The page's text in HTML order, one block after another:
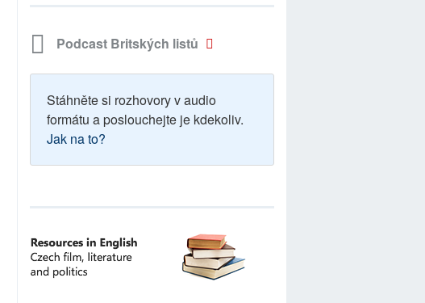
Podcast Britských listů
Stáhněte si rozhovory v audio
formátu a poslouchejte je kdekoliv.
Jak na to?